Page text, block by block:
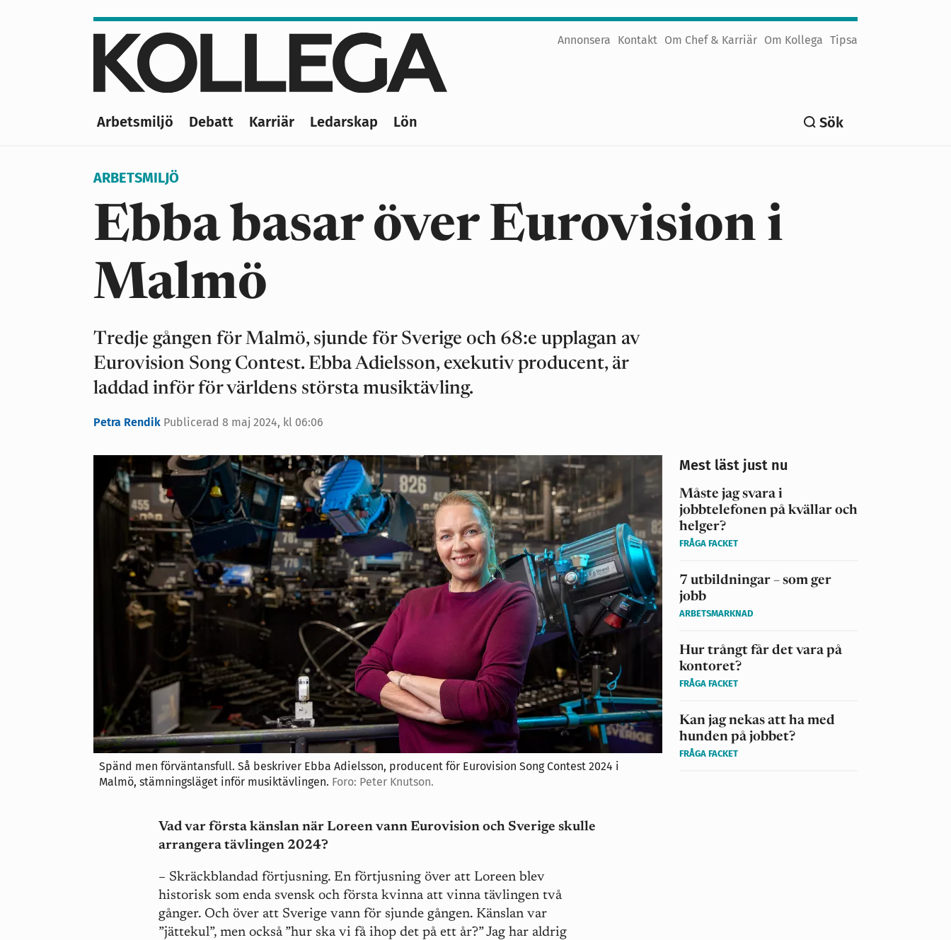
Annonsera Kontakt Om Chef & Karriär Om Kollega Tipsa
Arbetsmiljö Debatt Karriär Ledarskap Lön Sök
ARBETSMILJÖ
Ebba basar över Eurovision i
Malmö
Tredje gången för Malmö, sjunde för Sverige och 68:e upplagan av
Eurovision Song Contest. Ebba Adielsson, exekutiv producent, är
laddad inför för världens största musiktävling.
Petra Rendik Publicerad 8 maj 2024, kl 06:06
Spänd men förväntansfull. Så beskriver Ebba Adielsson, producent för Eurovision Song Contest 2024 i
Malmö, stämningsläget inför musiktävlingen. Foro: Peter Knutson.
Vad var första känslan när Loreen vann Eurovision och Sverige skulle
arrangera tävlingen 2024?
– Skräckblandad förtjusning. En förtjusning över att Loreen blev
historisk som enda svensk och första kvinna att vinna tävlingen två
gånger. Och över att Sverige vann för sjunde gången. Känslan var
”jättekul”, men också ”hur ska vi få ihop det på ett år?” Jag har aldrig
Mest läst just nu
Måste jag svara i
jobbtelefonen på kvällar och
helger?
FRÅGA FACKET
7 utbildningar – som ger
jobb
ARBETSMARKNAD
Hur trångt får det vara på
kontoret?
FRÅGA FACKET
Kan jag nekas att ha med
hunden på jobbet?
FRÅGA FACKET